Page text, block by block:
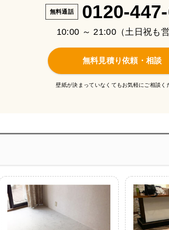
無料通話 0120-
10:00 ～ 21:00（土日祝も営
無料見積り依頼・相談
壁紙が決まっていなくてもお気軽にご相談く